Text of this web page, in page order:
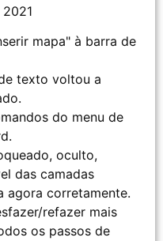
mapa" à barra de
texto voltou a
do menu de
oculto,
das camadas
agora corretamente.
refazer mais
os passos de